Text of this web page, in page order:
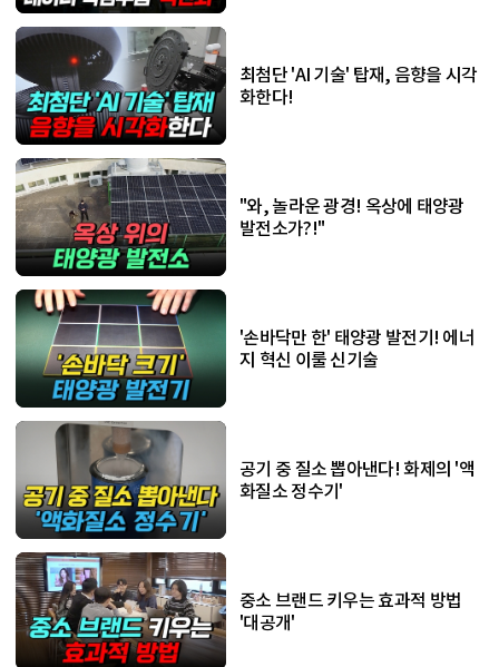
최첨단 'AI 기술' 탑재, 음향을 시각
화한다!
"와, 놀라운 광경! 옥상에 태양광
발전소가?!"
'손바닥만 한' 태양광 발전기! 에너
지 혁신 이룰 신기술
공기 중 질소 뽑아낸다! 화제의 '액
화질소 정수기'
중소 브랜드 키우는 효과적 방법
'대공개'